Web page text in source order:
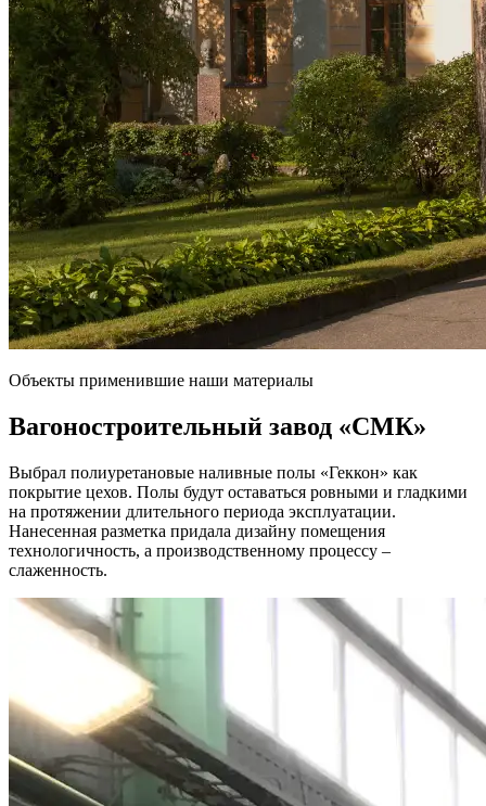
Объекты применившие наши материалы
Вагоностроительный завод «СМК»
Выбрал полиуретановые наливные полы «Геккон» как
покрытие цехов. Полы будут оставаться ровными и гладкими
на протяжении длительного периода эксплуатации.
Нанесенная разметка придала дизайну помещения
технологичность, а производственному процессу –
слаженность.